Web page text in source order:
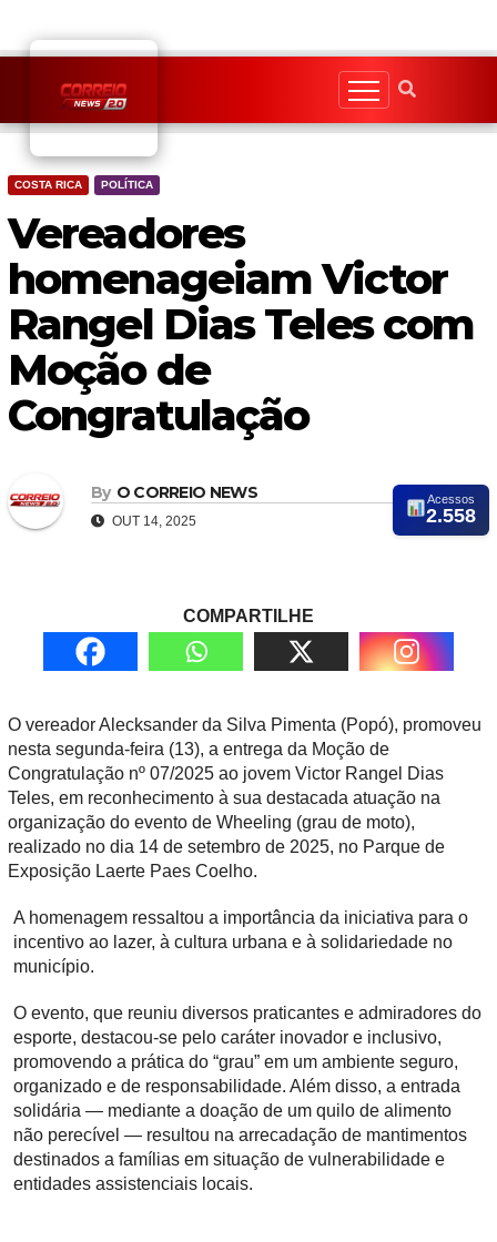
content
COSTA RICA POLÍTICA
Vereadores
homenageiam Victor
Rangel Dias Teles com
Moção de
Congratulação
By O CORREIO NEWS
OUT 14, 2025
Acessos
2.558
COMPARTILHE
O vereador Alecksander da Silva Pimenta (Popó), promoveu
nesta segunda-feira (13), a entrega da Moção de
Congratulação nº 07/2025 ao jovem Victor Rangel Dias
Teles, em reconhecimento à sua destacada atuação na
organização do evento de Wheeling (grau de moto),
realizado no dia 14 de setembro de 2025, no Parque de
Exposição Laerte Paes Coelho.
A homenagem ressaltou a importância da iniciativa para o
incentivo ao lazer, à cultura urbana e à solidariedade no
município.
O evento, que reuniu diversos praticantes e admiradores do
esporte, destacou-se pelo caráter inovador e inclusivo,
promovendo a prática do “grau” em um ambiente seguro,
organizado e de responsabilidade. Além disso, a entrada
solidária — mediante a doação de um quilo de alimento
não perecível — resultou na arrecadação de mantimentos
destinados a famílias em situação de vulnerabilidade e
entidades assistenciais locais.